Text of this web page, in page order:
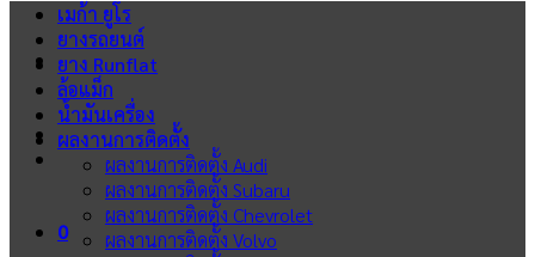
0
เมก้า ยูโร
ยางรถยนต์
ยาง Runflat
ล้อแม็ก
น้ำมันเครื่อง
ผลงานการติดตั้ง
ผลงานการติดตั้ง Audi
ผลงานการติดตั้ง Subaru
ผลงานการติดตั้ง Chevrolet
ผลงานการติดตั้ง Volvo